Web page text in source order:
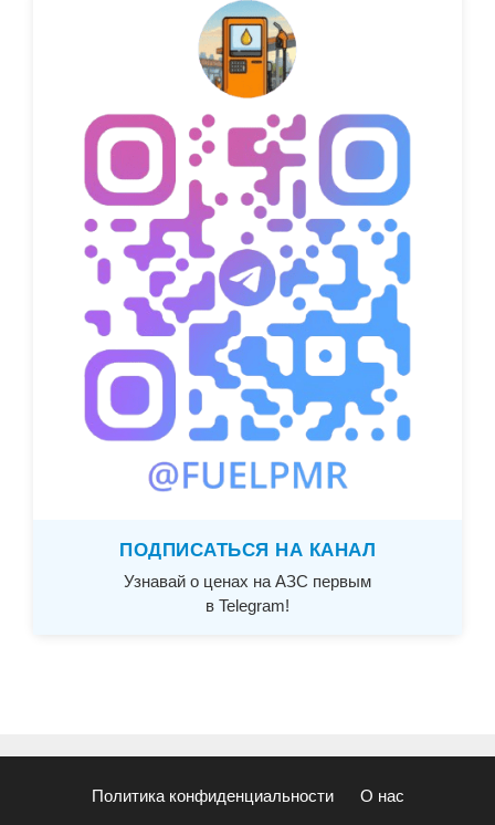
ПОДПИСАТЬСЯ НА КАНАЛ
Узнавай о ценах на АЗС первым
в Telegram!
Политика конфиденциальности О нас